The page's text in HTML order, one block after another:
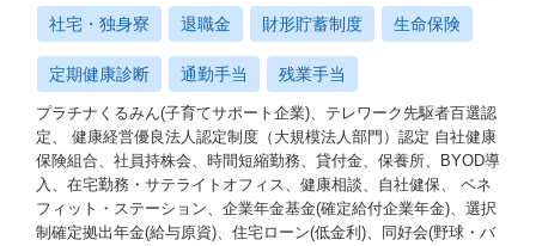
社宅・独身寮 退職金 財形貯蓄制度 生命保険
定期健康診断 通勤手当 残業手当
プラチナくるみん(子育てサポート企業)、テレワーク先駆者百選認
定、 健康経営優良法人認定制度（大規模法人部門）認定 自社健康
保険組合、社員持株会、時間短縮勤務、貸付金、保養所、BYOD導
入、在宅勤務・サテライトオフィス、健康相談、自社健保、 ベネ
フィット・ステーション、企業年金基金(確定給付企業年金)、選択
制確定拠出年金(給与原資)、住宅ローン(低金利)、同好会(野球・バ